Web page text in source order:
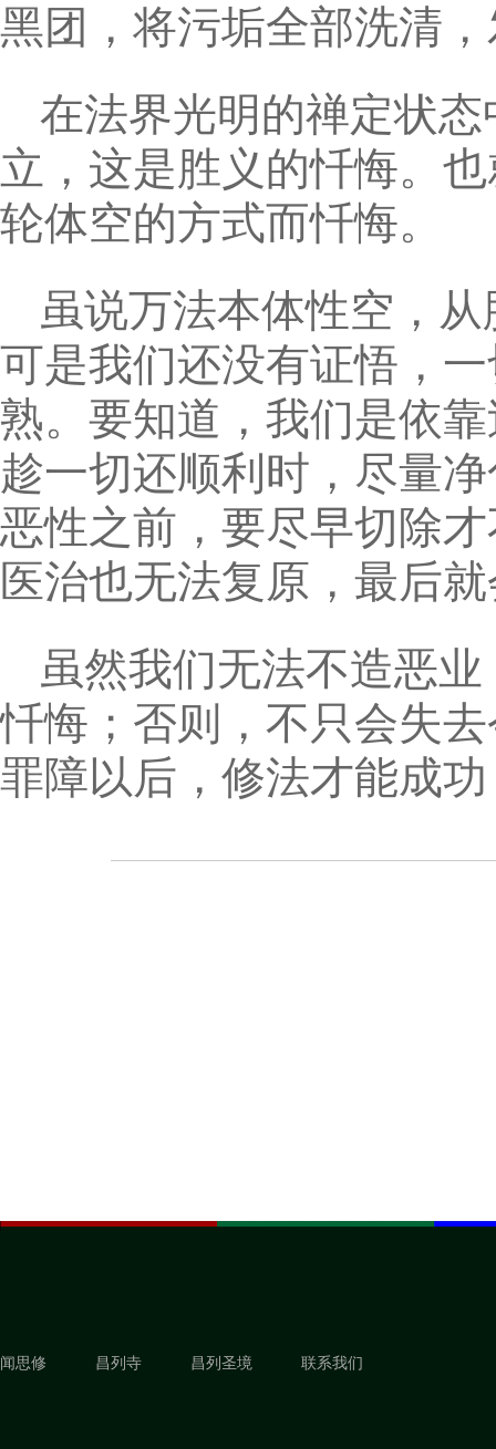
黑团，将污垢全部洗清
在法界光明的禅定状
立，这是胜义的忏悔。
轮体空的方式而忏悔。
虽说万法本体性空，
可是我们还没有证悟，
熟。要知道，我们是依
趁一切还顺利时，尽量
恶性之前，要尽早切除
医治也无法复原，最后
虽然我们无法不造恶
忏悔；否则，不只会失
罪障以后，修法才能成
闻思修 昌列寺 昌列圣境 联系我们